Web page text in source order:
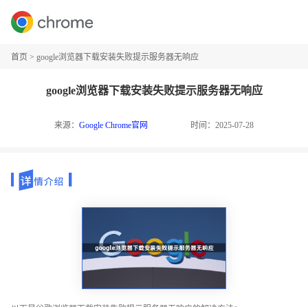
首页 > google浏览器下载安装失败提示服务器无响应
google浏览器下载安装失败提示服务器无响应
来源： Google Chrome官网 时间：2025-07-28